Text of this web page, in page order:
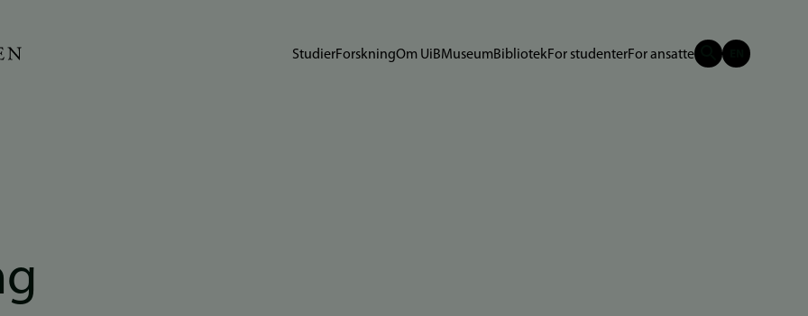
StudierForskningOm UiBMuseumBibliotekFor studenterFor ansatte